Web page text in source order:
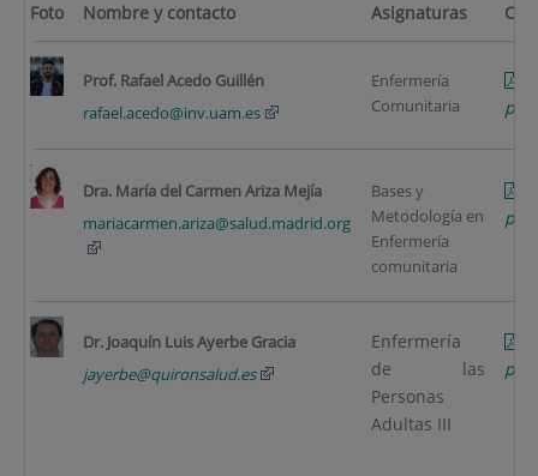
Foto Nombre y contacto Asignaturas CV
Prof. Rafael Acedo Guillén
rafael.acedo@inv.uam.es
Enfermería
Comunitaria
Dra. María del Carmen Ariza Mejía
mariacarmen.ariza@salud.madrid.org
Bases y
Metodología en
Enfermería
comunitaria
Dr. Joaquín Luis Ayerbe Gracia
jayerbe@quironsalud.es
Enfermería
de las
Personas
Adultas III